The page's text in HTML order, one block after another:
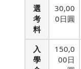
選
考
料
30,00
0日圓
入
學
150,0
00日